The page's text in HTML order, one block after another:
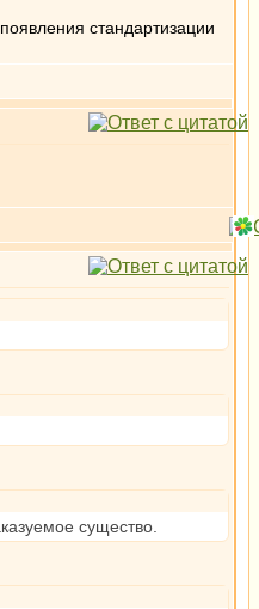
стандартизации
существо.